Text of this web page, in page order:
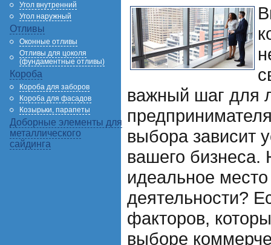
Угол внутренний
Угол наружный
Отливы
Оконные отливы
Отливы для цоколя
(фундаментные отливы)
Короба
Короба для заборов
Короба для фасадов
Козырьки, парапеты
Доборные элементы для
металлического
сайдинга
важный шаг для
выбора зависит
вашего бизнеса.
идеальное
деятельности?
факторов,
выборе